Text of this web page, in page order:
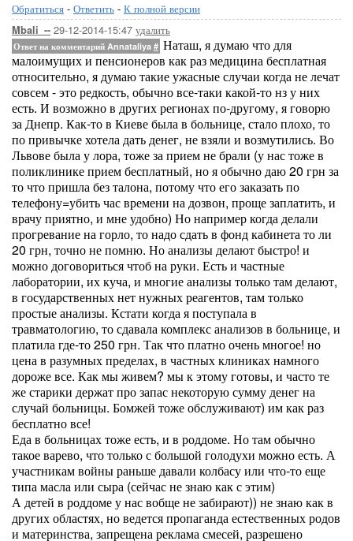
Обратиться - Ответить - К полной версии
Mbali_-- 29-12-2014-15:47 удалить
Ответ на комментарий Annataliya # Наташ, я думаю что для
малоимущих и пенсионеров как раз медицина бесплатная
относительно, я думаю такие ужасные случаи когда не лечат
совсем - это редкость, обычно все-таки какой-то нз у них
есть. И возможно в других регионах по-другому, я говорю
за Днепр. Как-то в Киеве была в больнице, стало плохо, то
по привычке хотела дать денег, не взяли и возмутились. Во
Львове была у лора, тоже за прием не брали (у нас тоже в
поликлинике прием бесплатный, но я обычно даю 20 грн за
то что пришла без талона, потому что его заказать по
телефону=убить час времени на дозвон, проще заплатить, и
врачу приятно, и мне удобно) Но например когда делали
прогревание на горло, то надо сдать в фонд кабинета то ли
20 грн, точно не помню. Но анализы делают быстро! и
можно договориться чтоб на руки. Есть и частные
лаборатории, их куча, и многие анализы только там делают,
в государственных нет нужных реагентов, там только
простые анализы. Кстати когда я поступала в
травматологию, то сдавала комплекс анализов в больнице, и
платила где-то 250 грн. Так что платно очень многое! но
цена в разумных пределах, в частных клиниках намного
дороже все. Как мы живем? мы к этому готовы, и часто те
же старики держат про запас некоторую сумму денег на
случай больницы. Бомжей тоже обслуживают) им как раз
бесплатно все!
Еда в больницах тоже есть, и в роддоме. Но там обычно
такое варево, что только с большой голодухи можно есть. А
участникам войны раньше давали колбасу или что-то еще
типа масла или сыра (сейчас не знаю как с этим)
А детей в роддоме у нас вобще не забирают)) не знаю как в
других областях, но ведется пропаганда естественных родов
и материнства, запрещена реклама смесей, разрешено